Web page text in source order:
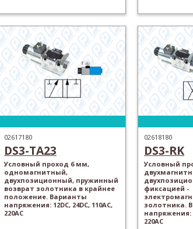
02617180
DS3-TA23
Условный проход 6 мм,
одномагнитный,
двухпозиционный, пружинный
возврат золотника в крайнее
положение. Варианты
напряжения: 12DC, 24DC, 110AC,
220AC
02618180
DS3-RK
Условный
фиксацией -
золотника.
напряжения:
220AC